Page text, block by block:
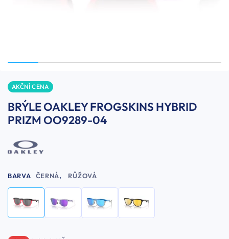
AKČNÍ CENA
BRÝLE OAKLEY FROGSKINS HYBRID
PRIZM OO9289-04
BARVA ČERNÁ, RŮŽOVÁ